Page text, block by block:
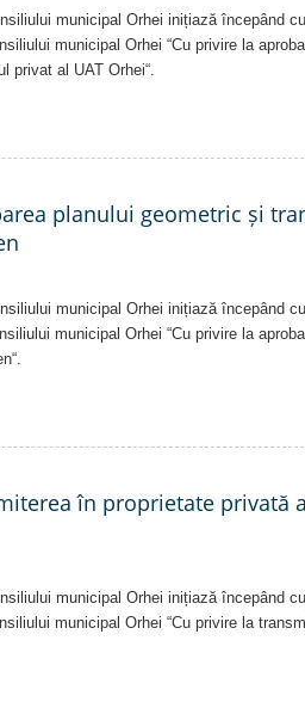
municipal Orhei inițiază începând
municipal Orhei “Cu privire la
privat al UAT Orhei“.
planului geometric și
municipal Orhei inițiază începând
municipal Orhei “Cu privire la
în proprietate privată
municipal Orhei inițiază începând
municipal Orhei “Cu privire la